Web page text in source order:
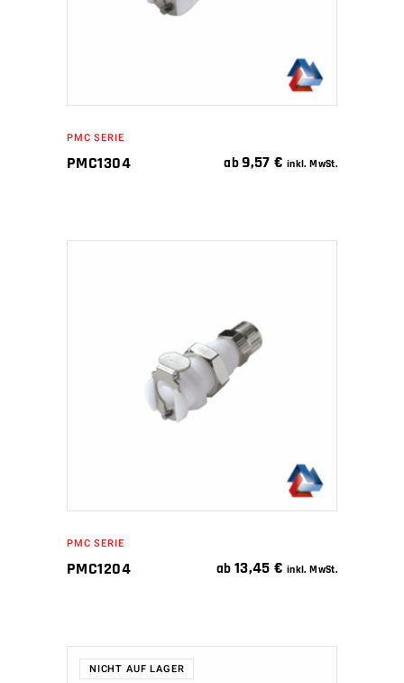
PMC SERIE
PMC1304 ab9,57€ inkl. MwSt.
IN DEN WARENKORB
PMC SERIE
PMC1204 ab 13,45€ inkl. MwSt.
NICHT AUF LAGER